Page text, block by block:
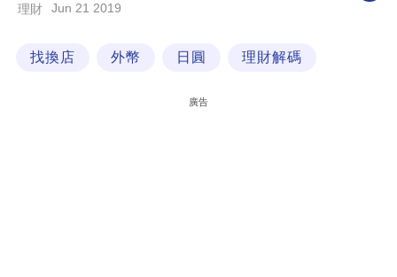
科
理財 Jun 21 2019
找換店 外幣 日圓 理財解碼
廣告